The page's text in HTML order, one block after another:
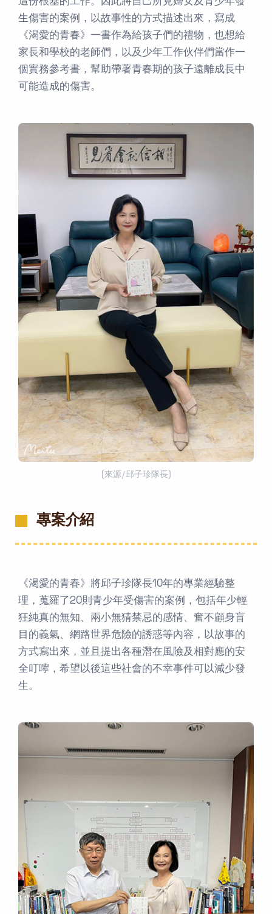
這份根基的工作。因此將自己所見婦女及青少年發
生傷害的案例，以故事性的方式描述出來，寫成
《渴愛的青春》一書作為給孩子們的禮物，也想給
家長和學校的老師們，以及少年工作伙伴們當作一
個實務參考書，幫助帶著青春期的孩子遠離成長中
可能造成的傷害。
(來源/邱子珍隊長)
專案介紹
《渴愛的青春》將邱子珍隊長10年的專業經驗整
理，蒐羅了20則青少年受傷害的案例，包括年少輕
狂純真的無知、兩小無猜禁忌的感情、奮不顧身盲
目的義氣、網路世界危險的誘惑等內容，以故事的
方式寫出來，並且提出各種潛在風險及相對應的安
全叮嚀，希望以後這些社會的不幸事件可以減少發
生。